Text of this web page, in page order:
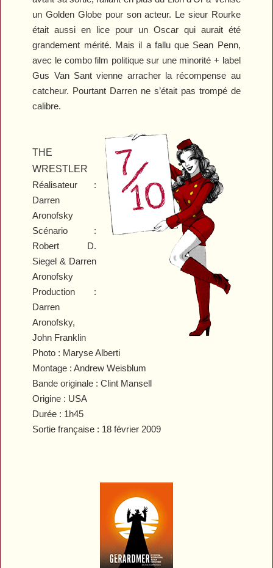
un Golden Globe pour son acteur. Le sieur Rourke
était aussi en lice pour un Oscar qui aurait été
grandement mérité. Mais il a fallu que Sean Penn,
avec le combo film politique sur une minorité + label
Gus Van Sant vienne arracher la récompense au
catcheur. Pourtant Darren ne s’était pas trompé de
calibre.
THE
WRESTLER
Réalisateur :
Darren
Aronofsky
Scénario :
Robert D.
Siegel & Darren
Aronofsky
Production :
Darren
Aronofsky,
John Franklin
Photo : Maryse Alberti
Montage : Andrew Weisblum
Bande originale : Clint Mansell
Origine : USA
Durée : 1h45
Sortie française : 18 février 2009